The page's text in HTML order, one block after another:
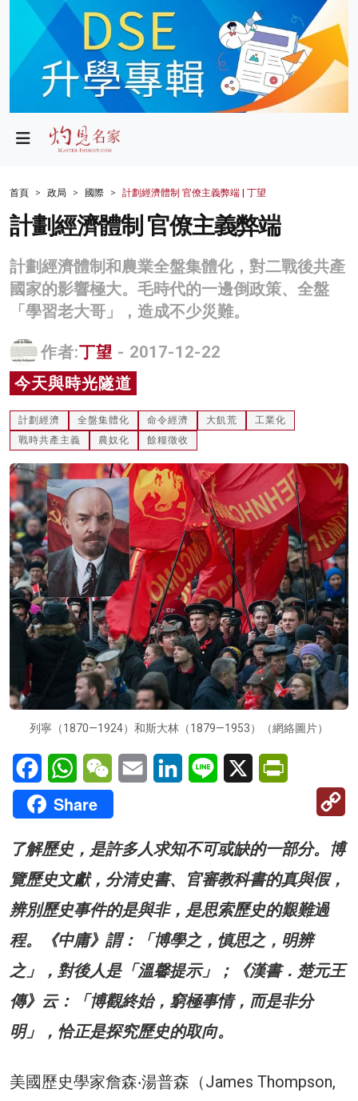
政局
財經
生活
商業
科技
影片
名家榜
灼見活動
關於我們
首頁 政局 國際 計劃經濟體制 官僚主義弊端 | 丁望
計劃經濟體制 官僚主義弊端
計劃經濟體制和農業全盤集體化，對二戰後共產
國家的影響極大。毛時代的一邊倒政策、全盤
「學習老大哥」，造成不少災難。
作者:丁望 - 2017-12-22
今天與時光隧道
計劃經濟 全盤集體化 命令經濟 大飢荒
工業化
戰時共產主義
農奴化 餘糧徵收
列寧（1870—1924）和斯大林（1879—1953）（網絡圖片）
FacebookWhatsAppWeChatEmail LinkedInLine X
Share
了解歷史，是許多人求知不可或缺的一部分。博
覽歷史文獻，分清史書、官審教科書的真與假，
辨別歷史事件的是與非，是思索歷史的艱難過
程。《中庸》謂：「博學之，慎思之，明辨
之」，對後人是「溫馨提示」；《漢書．楚元王
傳》云：「博觀終始，窮極事情，而是非分
明」，恰正是探究歷史的取向。
美國歷史學家詹森‧湯普森（James Thompson,